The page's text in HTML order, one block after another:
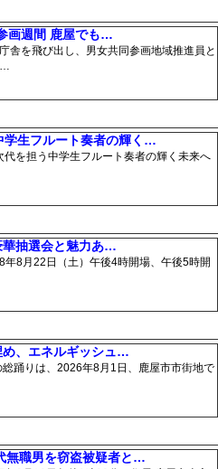
画週間 鹿屋でも…
舎を飛び出し、男女共同参画地域推進員と
…
学生フルート奏者の輝く…
を担う中学生フルート奏者の輝く未来へ
抽選会と魅力あ…
8月22日（土）午後4時開場、午後5時開
、エネルギッシュ…
踊りは、2026年8月1日、鹿屋市市街地で
無職男を窃盗被疑者と…